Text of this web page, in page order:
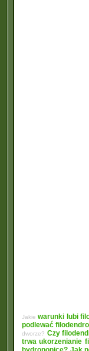
Jakiewarunki lubi
podlewać
dworze? Czy
trwa ukorzenianie